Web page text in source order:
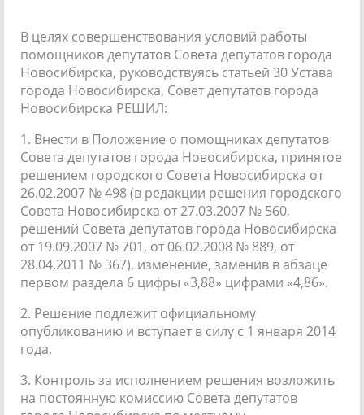
В целях совершенствования условий работы
помощников депутатов Совета депутатов города
Новосибирска, руководствуясь статьей 30 Устава
города Новосибирска, Совет депутатов города
Новосибирска РЕШИЛ:
1. Внести в Положение о помощниках депутатов
Совета депутатов города Новосибирска, принятое
решением городского Совета Новосибирска от
26.02.2007 № 498 (в редакции решения городского
Совета Новосибирска от 27.03.2007 № 560,
решений Совета депутатов города Новосибирска
от 19.09.2007 № 701, от 06.02.2008 № 889, от
28.04.2011 № 367), изменение, заменив в абзаце
первом раздела 6 цифры «3,88» цифрами «4,86».
2. Решение подлежит официальному
опубликованию и вступает в силу с 1 января 2014
года.
3. Контроль за исполнением решения возложить
на постоянную комиссию Совета депутатов